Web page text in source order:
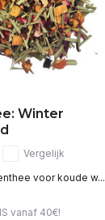
Winter
Vergelijk
voor koude w...
vanaf 40€!